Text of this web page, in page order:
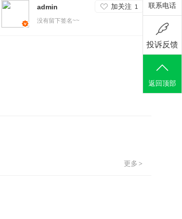
admin 加关注 1
没有留下签名~~
更多 >
联系电话
投诉反馈
返回顶部